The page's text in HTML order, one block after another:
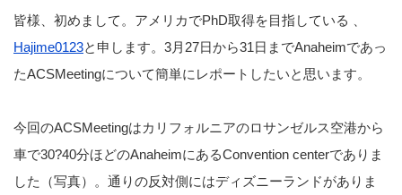
皆様、初めまして。アメリカでPhD取得を目指している 、
Hajime0123と申します。3月27日から31日までAnaheimであっ
たACSMeetingについて簡単にレポートしたいと思います。
今回のACSMeetingはカリフォルニアのロサンゼルス空港から
車で30?40分ほどのAnaheimにあるConvention centerでありま
した（写真）。通りの反対側にはディズニーランドがありま